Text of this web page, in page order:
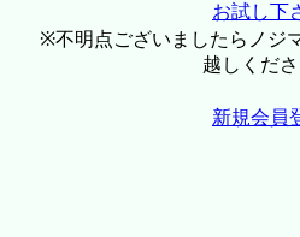
お試し下
※不明点ございましたらノジ
越しくださ
新規会員